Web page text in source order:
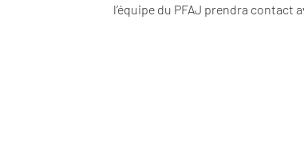
l’équipe du PFAJ prendra contact